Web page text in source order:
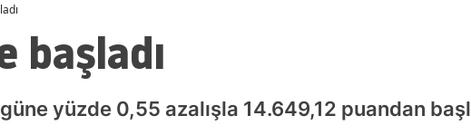
Amasya
Ankara
Antalya
başladı
yüzde 0,55 azalışla 14.649,12 puandan